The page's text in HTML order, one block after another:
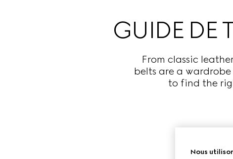
GUIDE DE
From classic
belts are a
to find the
Nous